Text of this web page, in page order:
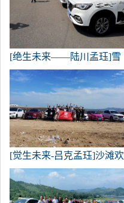
[绝生未来——陆川孟珏]雪
原湖派对玩水！
[觉生未来-吕克孟珏]沙滩欢
呼#大奖赛车主短片比赛#